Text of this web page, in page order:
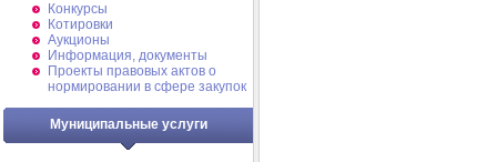
Конкурсы
Котировки
Аукционы
Информация, документы
Проекты правовых актов о
нормировании в сфере закупок
Муниципальные услуги